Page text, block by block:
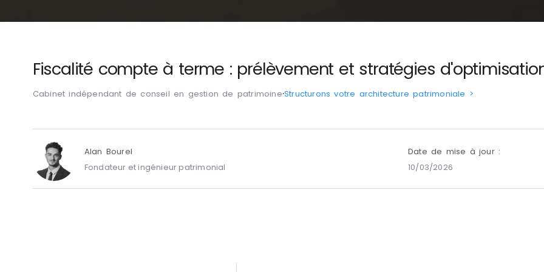
Fiscalité compte à terme : prélèvement et stratégies
Cabinet indépendant de conseil en gestion de patrimoine⸱Structurons votre architecture patrimoniale >
Alan Bourel
Fondateur et ingénieur patrimonial
Date de mise à jour :
10/03/2026